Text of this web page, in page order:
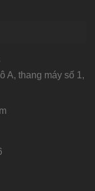
A, thang máy số 1,